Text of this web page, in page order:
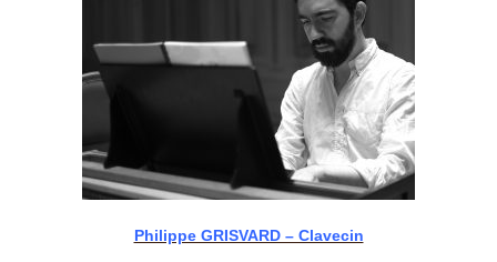
Philippe GRISVARD – Clavecin